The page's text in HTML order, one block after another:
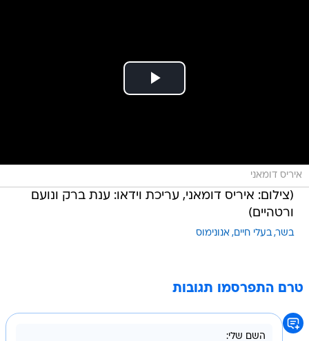
איריס דומאני
(צילום: איריס דומאני, עריכת וידאו: ענת ברק ונועם
ורטהיים)
בשר בעלי חיים אנונימוס
טרם התפרסמו תגובות